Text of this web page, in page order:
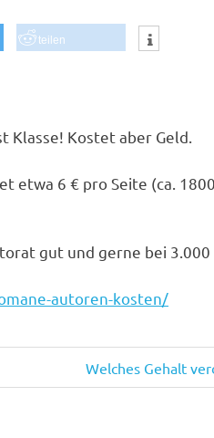
teilen
Klasse! Kostet aber Geld.
etwa 6 € pro Seite (ca.
gut und gerne bei 3.000
autoren-kosten/
Nächster
Beitrag:
Welches Gehalt